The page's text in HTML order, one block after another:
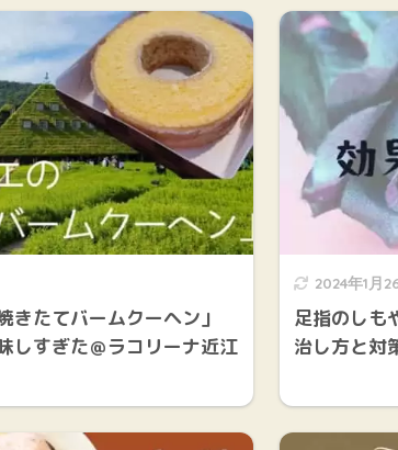
きたてバームクーヘン」
しすぎた＠ラコリーナ近江
2024年1月
足指のしも
治し方と対